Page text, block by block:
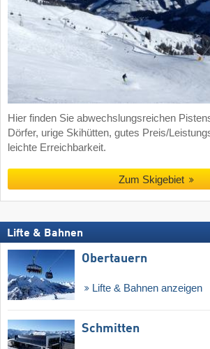
Hier finden Sie abwechslungsreichen
Dörfer, urige Skihütten, gutes Preis/
leichte Erreichbarkeit.
Zum Skigebiet
Lifte & Bahnen
Obertauern
Lifte & Bahnen anzeigen
Schmitten